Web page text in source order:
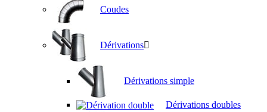
Coudes
Dérivations
Dérivations simple
Dérivations doubles